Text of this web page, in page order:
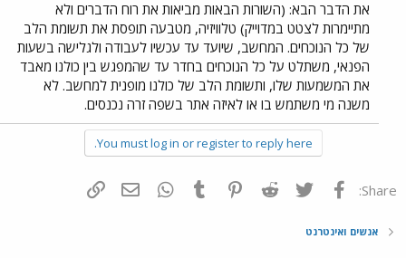
את הדבר הבא: (השורות הבאות מביאות את רוח הדברים ולא
מתיימרות לצטט במדוייק) טלוויזיה, מטבעה תופסת את תשומת הלב
של כל הנוכחים. המחשב, שיועד עד עכשיו לעבודה ולגלישה בשעות
הפנאי, משתלט על כל הנוכחים בחדר עד שהמפגש בין כולנו מאבד
את המשמעות שלו, ותשומת הלב של כולנו מופנית למחשב. לא
משנה מי משתמש בו או לאיזה אתר בשפה זרה נכנסים.
You must log in or register to reply here.
Share: פייסבוק Twitter
Reddit
Pinterest
Tumblr
WhatsAppדואר אלקטרוני
אנשים ואינטרנט